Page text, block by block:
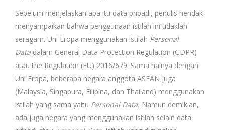
Sebelum menjelaskan apa itu data pribadi, penulis hendak
menyampaikan bahwa penggunaan istilah ini tidaklah
seragam. Uni Eropa menggunakan istilah Personal
Data dalam General Data Protection Regulation (GDPR)
atau the Regulation (EU) 2016/679. Sama halnya dengan
Uni Eropa, beberapa negara anggota ASEAN juga
(Malaysia, Singapura, Filipina, dan Thailand) menggunakan
istilah yang sama yaitu Personal Data. Namun demikian,
ada juga negara yang menggunakan istilah selain data